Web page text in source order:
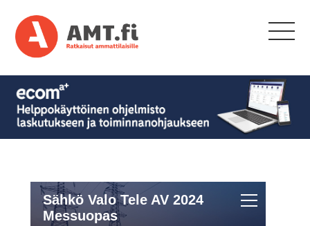
Sähkö Valo Tele AV 2024
Messuopas